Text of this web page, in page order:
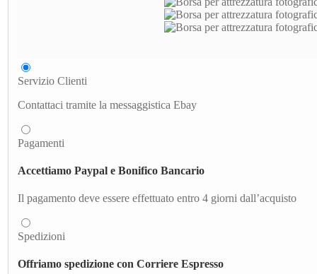
Servizio Clienti
Contattaci tramite la messaggistica Ebay
Pagamenti
Accettiamo Paypal e Bonifico Bancario
Il pagamento deve essere effettuato entro 4 giorni dall’acquisto
Spedizioni
Offriamo spedizione con Corriere Espresso